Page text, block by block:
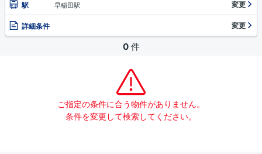
駅 早稲田駅 変更
詳細条件 変更
0 件
ご指定の条件に合う物件がありません。
条件を変更して検索してください。